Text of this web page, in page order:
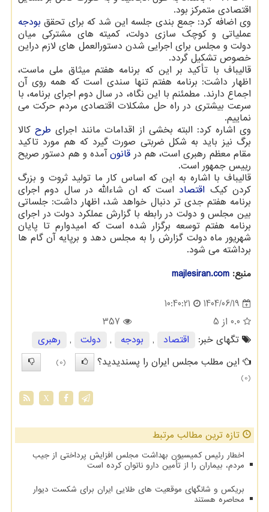
اقتصادی متمرکز بود.
وی اضافه کرد: جمع بندی جلسه این شد که برای تحقق بودجه
عملیاتی و کوچک سازی دولت، کمیته های مشترکی میان
دولت و مجلس برای اجرایی شدن دستورالعمل های لازم دراین
خصوص تشکیل گردد.
قالیباف با تأکید بر این که برنامه هفتم میثاق ملی ماست،
اظهار داشت: برنامه هفتم تنها سندی است که همه روی آن
اجماع دارند. مطمئنم با این نگاه، در سال دوم اجرای برنامه، با
سرعت بیشتری در راه حل مشکلات اقتصادی مردم حرکت می
نماییم.
وی اشاره کرد: البته بخشی از اقدامات مانند اجرای طرحکالا
برگ نیز باید به شکل ضربتی صورت گیرد که هم مورد تاکید
مقام معظم رهبری است، هم در قانونآمده و هم دستور صریح
رییس جمهور است.
قالیباف با اشاره به این که اساس کار ما تولید ثروت و بزرگ
کردن کیک اقتصاد است که ان شاءالله در سال دوم اجرای
برنامه هفتم جدی تر دنبال خواهد شد، اظهار داشت: جلساتی
بین مجلس و دولت در رابطه با گزارش عملکرد دولت در اجرای
برنامه هفتم توسعه برگزار شده است که امیدوارم تا پایان
شهریور ماه دولت گزارش را به مجلس دهد و برپایه آن گام ها
برداشته می شود.
منبع: majlesiran.com
1404/06/19
10:40:21
0.0 از 5
357
تگهای خبر:
اقتصاد , بودجه , دولت ,
رهبری
این مطلب مجلس ایران را پسندیدید؟
(0)
(0)
X
تازه ترین مطالب مرتبط
اخطار رئیس کمیسیون بهداشت مجلس افزایش پرداختی از جیب
مردم، بیماران را از تأمین دارو ناتوان کرده است
بریکس و شانگهای موقعیت های طلایی ایران برای شکست دیوار
محاصره هستند